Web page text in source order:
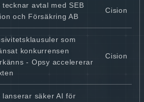
tecknar avtal med SEB
och Försäkring AB
Cision
som
konkurrensen
- Opsy accelererar
Cision
lanserar säker AI för